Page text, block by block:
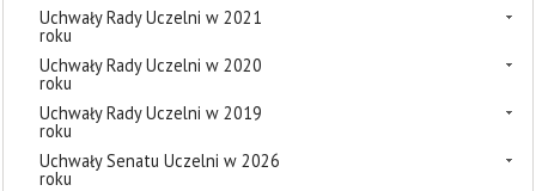
Uchwały Rady Uczelni w 2021
roku
Uchwały Rady Uczelni w 2020
roku
Uchwały Rady Uczelni w 2019
roku
Uchwały Senatu Uczelni w 2026
roku